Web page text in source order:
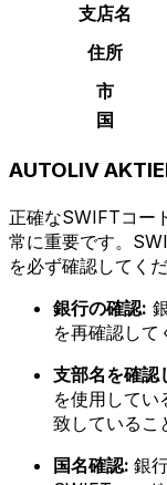
支店名
住所
市
国
AUTOLIV
正確なSWIFTコー
常に重要です。
を必ず確認してく
銀行の確認:
を再確認して
支部名を確認
を使用してい
致しているこ
国名確認: 銀